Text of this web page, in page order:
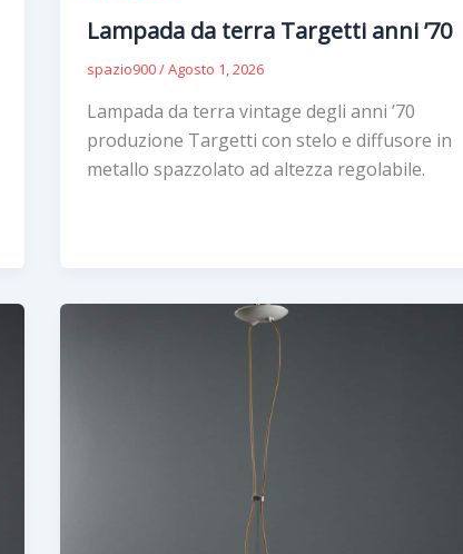
Lampada da terra Targetti anni ’70
spazio900/Agosto 1, 2026
Lampada da terra vintage degli anni ’70
produzione Targetti con stelo e diffusore in
metallo spazzolato ad altezza regolabile.